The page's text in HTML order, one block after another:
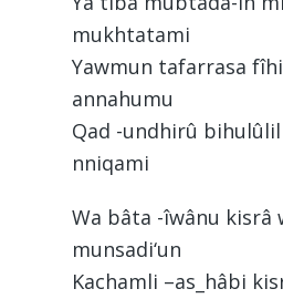
mukhtatami
Yawmun tafarrasa
annahumu
Qad -undhirû
nniqami
Wa bâta -îwânu kisrâ
munsadi‘un
Kachamli –as_hâbi